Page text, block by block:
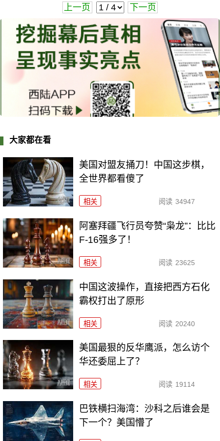
上一页 下一页
大家都在看
美国对盟友捅刀！中国这步棋，
全世界都看傻了
相关 阅读 34947
阿塞拜疆飞行员夸赞“枭龙”：比比
F-16强多了！
相关 阅读 23625
中国这波操作，直接把西方石化
霸权打出了原形
相关 阅读 20240
美国最狠的反华鹰派，怎么访个
华还委屈上了？
相关 阅读 19114
巴铁横扫海湾：沙科之后谁会是
下一个？美国懵了